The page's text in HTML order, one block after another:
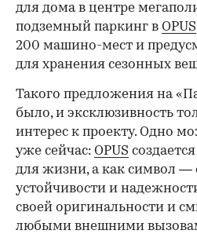
для дома в центре
подземный паркинг в OPUS
200 машино-мест и
для хранения сезонных
Такого предложения на
было, и эксклюзивность
интерес к проекту. Одно
уже сейчас: OPUS
для жизни, а как символ —
устойчивости и
своей оригинальности и
любыми внешними